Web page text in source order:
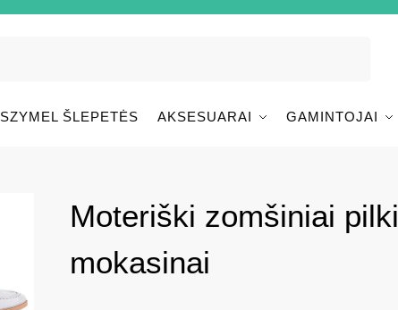
SZYMEL ŠLEPETĖS AKSESUARAI GAMINTOJAI
Moteriški zomšiniai pilki
mokasinai